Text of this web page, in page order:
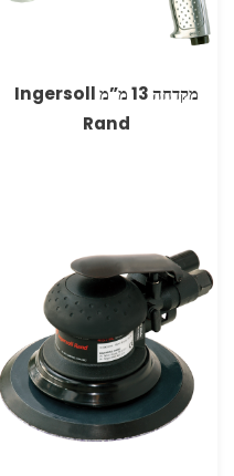
מקדחה 13 מ”מ Ingersoll
Rand